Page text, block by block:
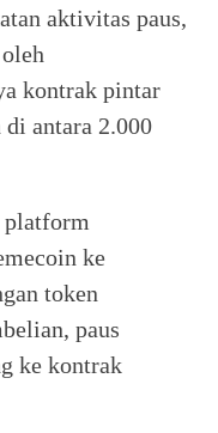
aktivitas paus,
kontrak pintar
antara 2.000
platform
ke
token
paus
ke kontrak